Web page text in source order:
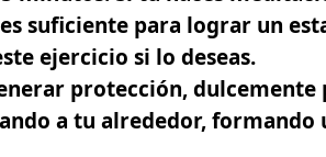
suficiente para lograr un
ejercicio si lo deseas.
protección, dulcemente
a tu alrededor, formando